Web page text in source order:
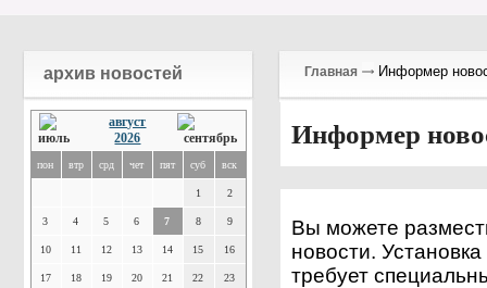
архив новостей
август
2026
пон втр срд чет пят суб вск
1 2
3 4 5 6 7 8 9
10 11 12 13 14 15 16
17 18 19 20 21 22 23
Главная Информер
Информер
Вы можете
новости.
требует